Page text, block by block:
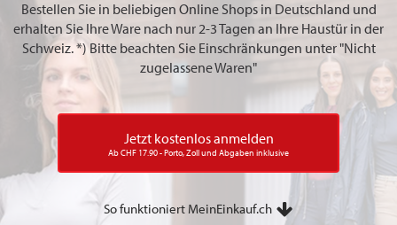
Bestellen Sie in beliebigen Online Shops in Deutschland und
erhalten Sie Ihre Ware nach nur 2-3 Tagen an Ihre Haustür in der
Schweiz. *) Bitte beachten Sie Einschränkungen unter "Nicht
zugelassene Waren"
Jetzt kostenlos anmelden
Ab CHF 17.90 - Porto, Zoll und Abgaben inklusive
So funktioniert MeinEinkauf.ch